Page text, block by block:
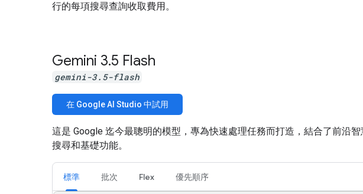
行的每項搜尋查詢收取費用。
Gemini 3.5 Flash
gemini-3.5-flash
在 Google AI Studio 中試用
這是 Google 迄今最聰明的模型，專為快速處理任務而打造，結合了前沿
搜尋和基礎功能。
標準 批次 Flex 優先順序